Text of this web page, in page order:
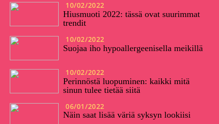
10/02/2022
Hiusmuoti 2022: tässä ovat suurimmat
trendit
10/02/2022
Suojaa iho hypoallergeenisella meikillä
10/02/2022
Perinnöstä luopuminen: kaikki mitä
sinun tulee tietää siitä
06/01/2022
Näin saat lisää väriä syksyn lookiisi